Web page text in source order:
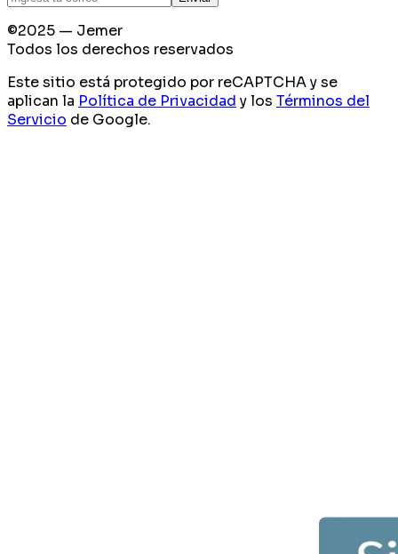
©2025 — Jemer
Todos los derechos reservados
Este sitio está protegido por reCAPTCHA y se
aplican la Política de Privacidad y los Términos del
Servicio de Google.